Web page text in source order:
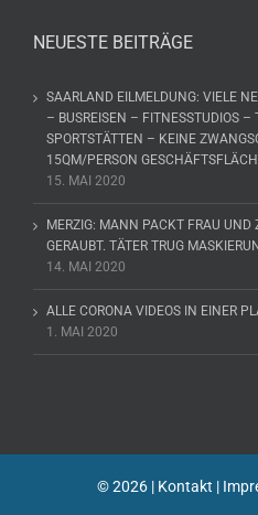
NEUESTE BEITRÄGE
SAARLAND EILMELDUNG: VIELE
– BUSREISEN – FITNESSTUDIOS
SPORTSTÄTTEN – KEINE
15QM/PERSON
15. MAI 2020
MERZIG: MANN PACKT FRAU UND
GERAUBT. TÄTER TRUG
14. MAI 2020
ALLE CORONA VIDEOS IN EINER
1. MAI 2020
©2026 | Kontakt |